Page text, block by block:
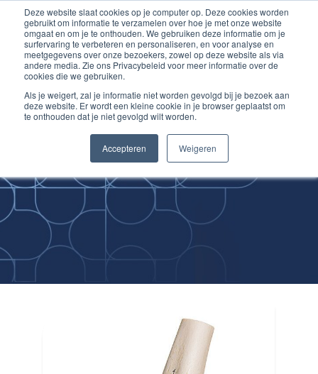
Deze website slaat cookies op je computer op. Deze cookies worden
gebruikt om informatie te verzamelen over hoe je met onze website
omgaat en om je te onthouden. We gebruiken deze informatie om je
surfervaring te verbeteren en personaliseren, en voor analyse en
meetgegevens over onze bezoekers, zowel op deze website als via
andere media. Zie ons Privacybeleid voor meer informatie over de
cookies die we gebruiken.
Als je weigert, zal je informatie niet worden gevolgd bij je bezoek aan
deze website. Er wordt een kleine cookie in je browser geplaatst om
te onthouden dat je niet gevolgd wilt worden.
Accepteren Weigeren
Inloggen account
Ga
naar
de
inhoud
Improving
Medical Skills